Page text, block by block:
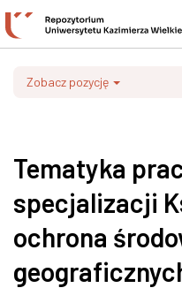
Zobacz pozycję
Tematyka
specjalizacji
ochrona